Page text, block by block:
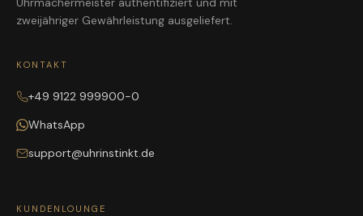
zweijähriger Gewährleistung ausgeliefert.
KONTAKT
+49 9122 999900-0
WhatsApp
support@uhrinstinkt.de
KUNDENLOUNGE